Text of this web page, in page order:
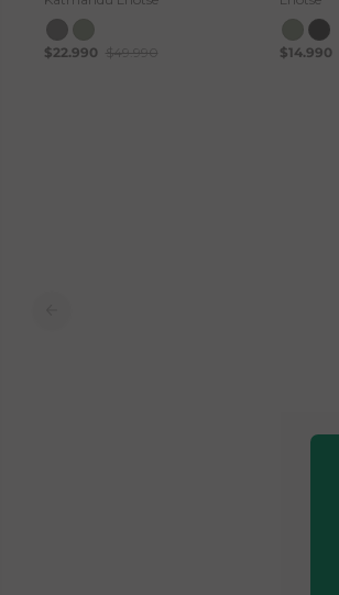
s
$22.990 $49.990 $14.990